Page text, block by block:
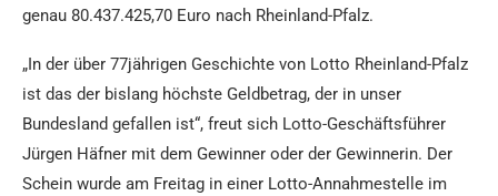
genau 80.437.425,70 Euro nach Rheinland-Pfalz.
„In der über 77jährigen Geschichte von Lotto Rheinland-Pfalz
ist das der bislang höchste Geldbetrag, der in unser
Bundesland gefallen ist“, freut sich Lotto-Geschäftsführer
Jürgen Häfner mit dem Gewinner oder der Gewinnerin. Der
Schein wurde am Freitag in einer Lotto-Annahmestelle im